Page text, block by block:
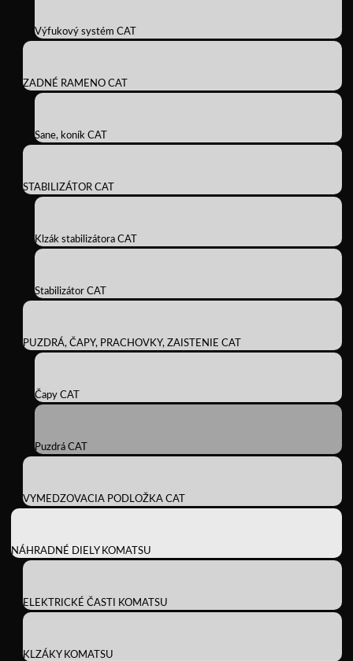
Výfukový systém CAT
ZADNÉ RAMENO CAT
Sane, koník CAT
STABILIZÁTOR CAT
Klzák stabilizátora CAT
Stabilizátor CAT
PUZDRÁ, ČAPY, PRACHOVKY, ZAISTENIE CAT
Čapy CAT
Puzdrá CAT
VYMEDZOVACIA PODLOŽKA CAT
NÁHRADNÉ DIELY KOMATSU
ELEKTRICKÉ ČASTI KOMATSU
KLZÁKY KOMATSU